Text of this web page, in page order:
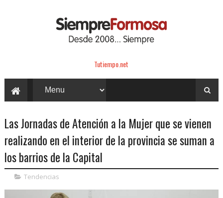
Tutiempo.net
Las Jornadas de Atención a la Mujer que se vienen
realizando en el interior de la provincia se suman a
los barrios de la Capital
Tendencias